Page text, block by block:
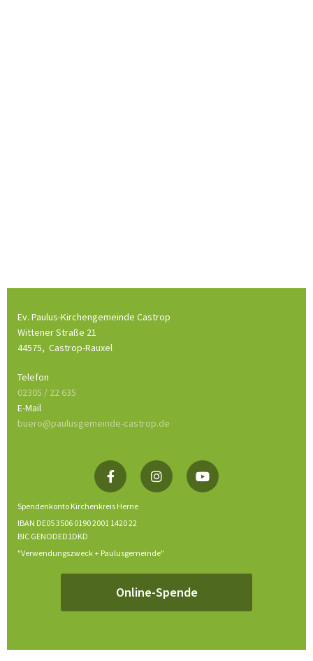
Ev. Paulus-Kirchengemeinde Castrop
Wittener Straße 21
44575, Castrop-Rauxel
Telefon
02305 / 22 635
E-Mail
buero@paulusgemeinde-castrop.de
Spendenkonto Kirchenkreis Herne
IBAN DE05 3506 0190 2001 1420 22
BIC GENODED1DKD
"Verwendungszweck + Paulusgemeinde"
Online-Spende